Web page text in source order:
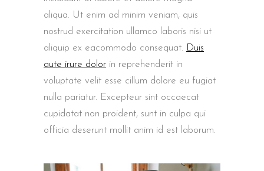
aliqua. Ut enim ad minim veniam, quis
nostrud exercitation ullamco laboris nisi ut
aliquip ex eacommodo consequat. Duis
aute irure dolor in reprehenderit in
voluptate velit esse cillum dolore eu fugiat
nulla pariatur. Excepteur sint occaecat
cupidatat non proident, sunt in culpa qui
officia deserunt mollit anim id est laborum.